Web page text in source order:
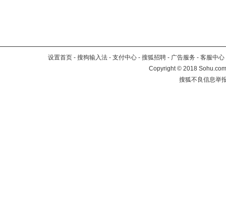
设置首页 - 搜狗输入法 - 支付中心 - 搜狐招聘 - 广告服务 - 客服中心
Copyright©2018
搜狐不良信息举